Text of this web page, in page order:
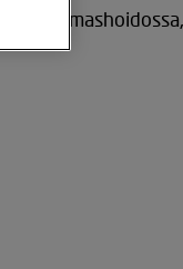
hammashoidossa,